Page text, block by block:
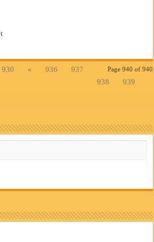
Page 940 of 940
930 « 936
937
938
939